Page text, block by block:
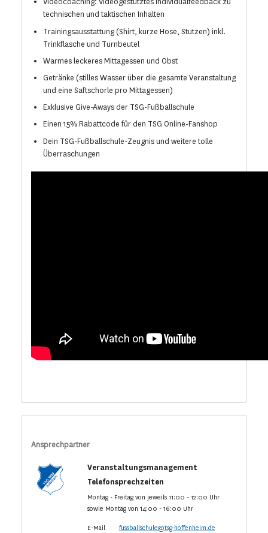
Videocoaching: Videogestütztes Individualfeedback zu
technischen und taktischen Inhalten
Trainingsausstattung (Shirt, kurze Hose, Stutzen) inkl.
Trinkflasche und Turnbeutel
Warmes leckeres Mittagessen und Obst
Getränke (stilles Wasser über die gesamte Veranstaltung
und eine Saftschorle pro Mittagessen)
Exklusive Give-Aways der TSG-Fußballschule
Einen 15% Rabattcode für den TSG Online-Fanshop
Dein TSG-Fußballschule-Zeugnis und weitere tolle
Überraschungen
Ansprechpartner
Veranstaltungsmanagement
Telefonsprechzeiten
Montag - Freitag von jeweils 11:00 - 12:00 Uhr
sowie Montag von 14:00 - 16:00 Uhr
E-Mail
fussballschule@tsg-hoffenheim.de